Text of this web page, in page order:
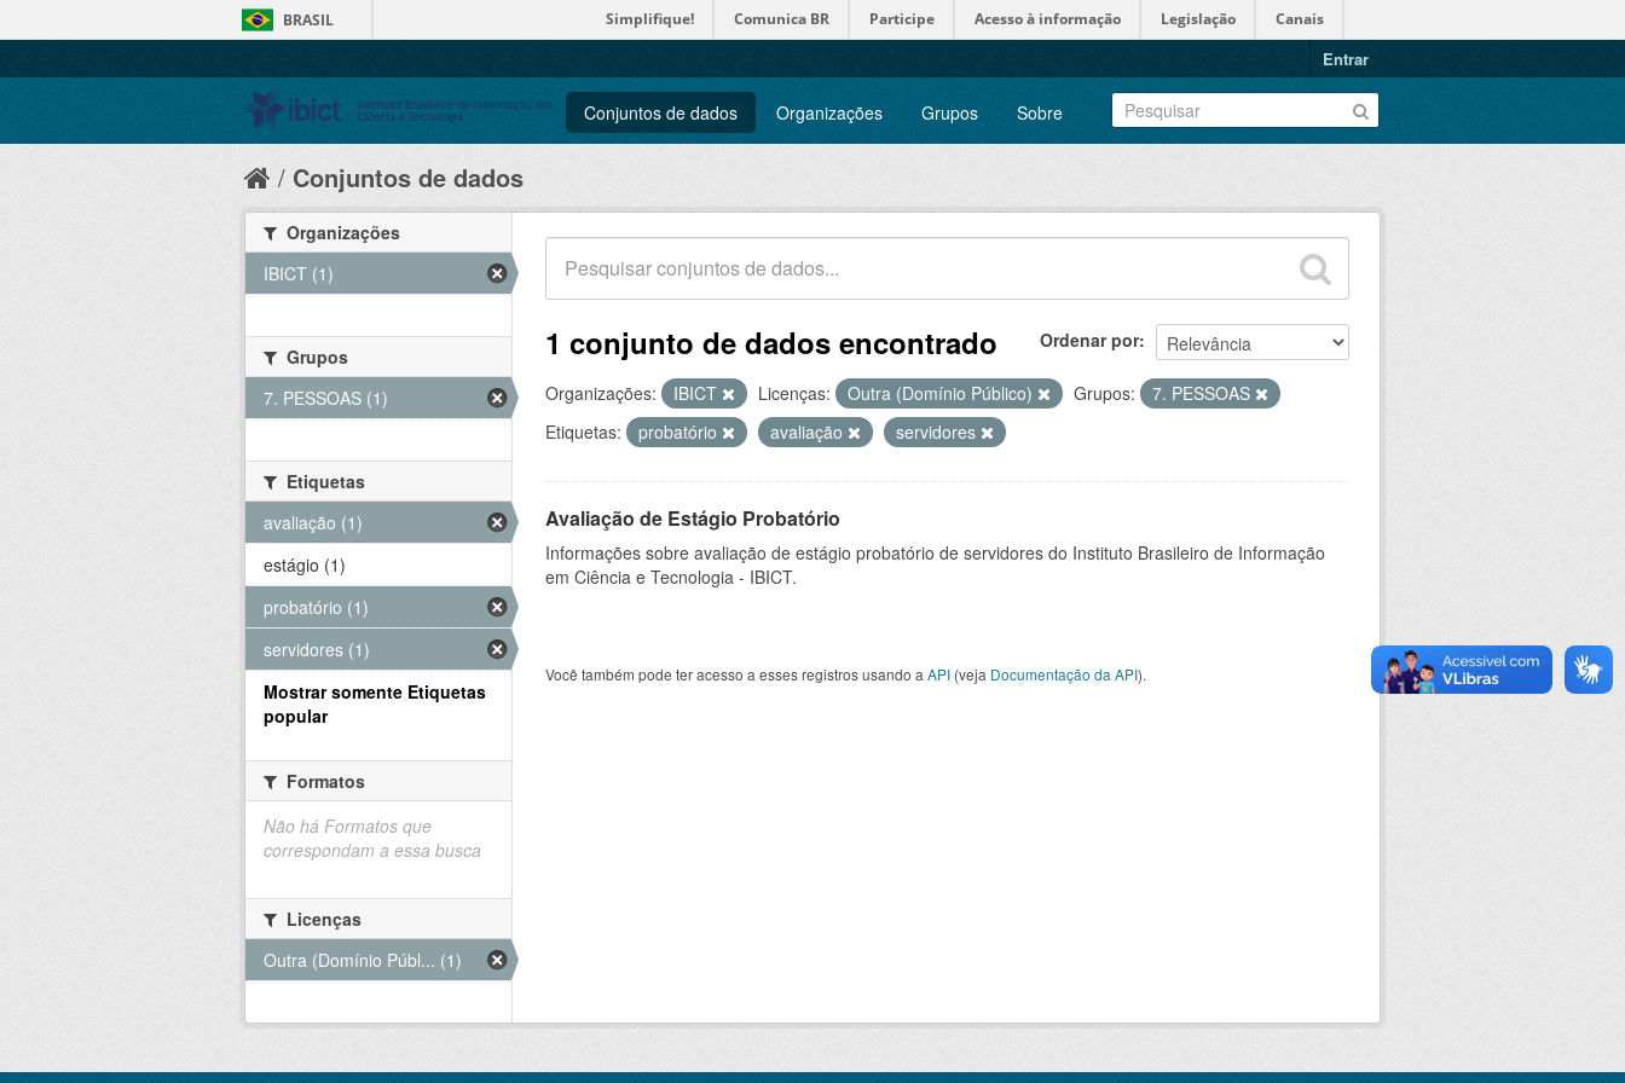
BRASIL Simplifique! Comunica BR Participe Acesso à informação Legislação Canais
Entrar
Conjuntos de dados Organizações Grupos Sobre
Conjuntos de dados
Ordenar por
1 conjunto de dados encontrado
Organizações: IBICT Licenças: Outra (Domínio Público) Grupos:
7. PESSOAS
Etiquetas:
probatório avaliação servidores
Avaliação de Estágio Probatório
Informações sobre avaliação de estágio probatório de servidores do Instituto Brasileiro de Informação
em Ciência e Tecnologia - IBICT.
Você também pode ter acesso a esses registros usando a API (veja Documentação da API).
Organizações
IBICT (1)
Grupos
7. PESSOAS (1)
Etiquetas
avaliação (1)
estágio (1)
probatório (1)
servidores (1)
Mostrar somente Etiquetas
popular
Formatos
Não há Formatos que
correspondam a essa busca
Licenças
Outra (Domínio Públ... (1)